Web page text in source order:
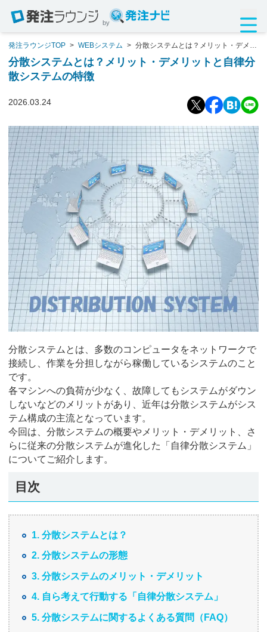
by
発注ラウンジTOP > WEBシステム > 分散システムとは？メリット・デメリ
ットと自律分散システムの特徴
分散システムとは？メリット・デメリットと自律分
散システムの特徴
2026.03.24
分散システムとは、多数のコンピュータをネットワークで
接続し、作業を分担しながら稼働しているシステムのこと
です。
各マシンへの負荷が少なく、故障してもシステムがダウン
しないなどのメリットがあり、近年は分散システムがシス
テム構成の主流となっています。
今回は、分散システムの概要やメリット・デメリット、さ
らに従来の分散システムが進化した「自律分散システム」
についてご紹介します。
目次
1. 分散システムとは？
2. 分散システムの形態
3. 分散システムのメリット・デメリット
4. 自ら考えて行動する「自律分散システム」
5. 分散システムに関するよくある質問（FAQ）